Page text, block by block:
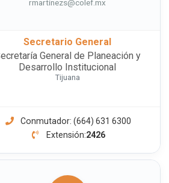
rmartinezs@colef.mx
Secretario General
General de Planeación y
Desarrollo Institucional
Tijuana
Conmutador: (664) 631 6300
Extensión:2426